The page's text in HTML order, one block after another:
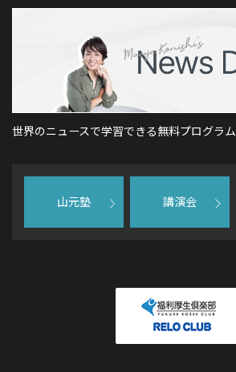
世界のニュースで学習できる無料プログラム
山元塾 講演会